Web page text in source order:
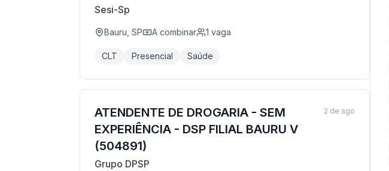
Sesi-Sp
Bauru, SP A combinar 1 vaga
CLT Presencial Saúde
ATENDENTE DE DROGARIA - SEM
EXPERIÊNCIA - DSP FILIAL BAURU V
(504891)
Grupo DPSP
2 de ago